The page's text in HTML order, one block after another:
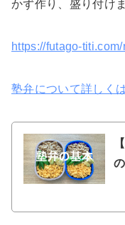
かず作り、盛り付け
https://futago-
塾弁について詳しく